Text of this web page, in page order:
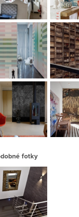
fotky